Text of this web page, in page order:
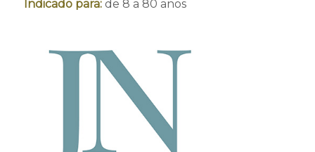
Indicado para: de 8 a 80 anos